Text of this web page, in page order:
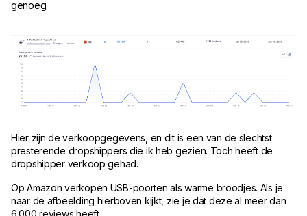
genoeg.
Hier zijn de verkoopgegevens, en dit is een van de slechtst
presterende dropshippers die ik heb gezien. Toch heeft de
dropshipper verkoop gehad.
Op Amazon verkopen USB-poorten als warme broodjes. Als je
naar de afbeelding hierboven kijkt, zie je dat deze al meer dan